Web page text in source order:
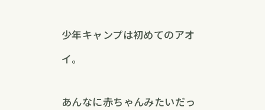
少年キャンプは初めてのアオ
イ。
あんなに赤ちゃんみたいだっ